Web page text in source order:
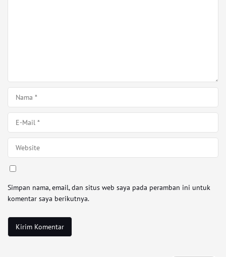
Simpan nama, email, dan situs web saya pada peramban ini untuk
komentar saya berikutnya.